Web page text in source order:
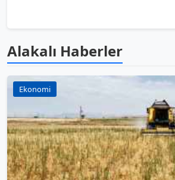
Alakalı Haberler
Ekonomi